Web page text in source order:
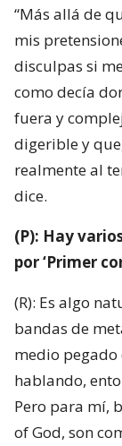
“Más allá de
mis
disculpas si
como decía
fuera y
digerible y
realmente al
dice.
(P): Hay
por ‘Primer
(R): Es algo
bandas de
medio pegado
hablando,
Pero para mí,
of God, son